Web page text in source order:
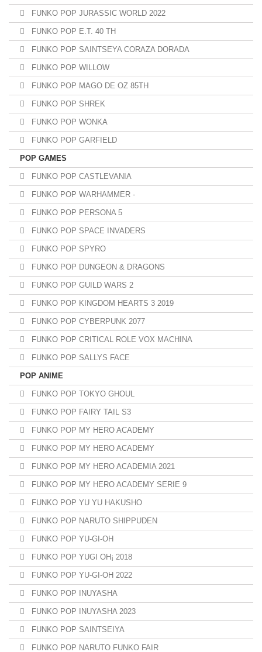
FUNKO POP JURASSIC WORLD 2022
FUNKO POP E.T. 40 TH
FUNKO POP SAINTSEYA CORAZA DORADA
FUNKO POP WILLOW
FUNKO POP MAGO DE OZ 85TH
FUNKO POP SHREK
FUNKO POP WONKA
FUNKO POP GARFIELD
POP GAMES
FUNKO POP CASTLEVANIA
FUNKO POP WARHAMMER -
FUNKO POP PERSONA 5
FUNKO POP SPACE INVADERS
FUNKO POP SPYRO
FUNKO POP DUNGEON & DRAGONS
FUNKO POP GUILD WARS 2
FUNKO POP KINGDOM HEARTS 3 2019
FUNKO POP CYBERPUNK 2077
FUNKO POP CRITICAL ROLE VOX MACHINA
FUNKO POP SALLYS FACE
POP ANIME
FUNKO POP TOKYO GHOUL
FUNKO POP FAIRY TAIL S3
FUNKO POP MY HERO ACADEMY
FUNKO POP MY HERO ACADEMY
FUNKO POP MY HERO ACADEMIA 2021
FUNKO POP MY HERO ACADEMY SERIE 9
FUNKO POP YU YU HAKUSHO
FUNKO POP NARUTO SHIPPUDEN
FUNKO POP YU-GI-OH
FUNKO POP YUGI OH¡ 2018
FUNKO POP YU-GI-OH 2022
FUNKO POP INUYASHA
FUNKO POP INUYASHA 2023
FUNKO POP SAINTSEIYA
FUNKO POP NARUTO FUNKO FAIR